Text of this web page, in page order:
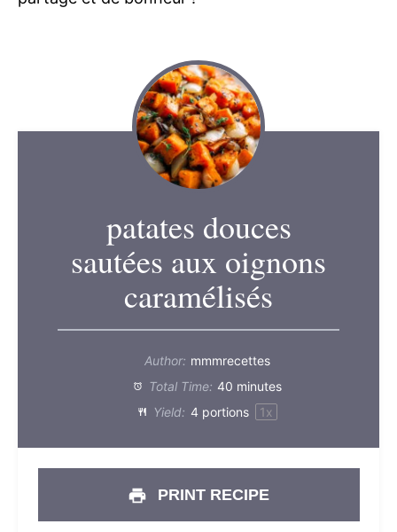
patates douces
sautées aux oignons
caramélisés
Author: mmmrecettes
Total Time: 40 minutes
Yield: 4portions 1x
PRINT RECIPE